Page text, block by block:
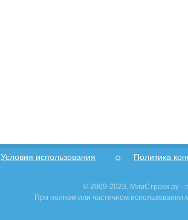
Условия использования Политика
© 2009-2023, МирСтроек.ру -
При полном или частичном использовании